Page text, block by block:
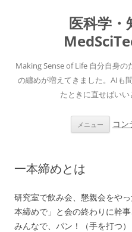
医科学・
Making Sense of Life 自分自身の
の纏めが増えてきました。AIも
たときに直せばいい
メニュー コ
一本締めとは
研究室で飲み会、懇親会をや
本締めで」と会の終わりに幹
みんなで、パン！（手を打つ